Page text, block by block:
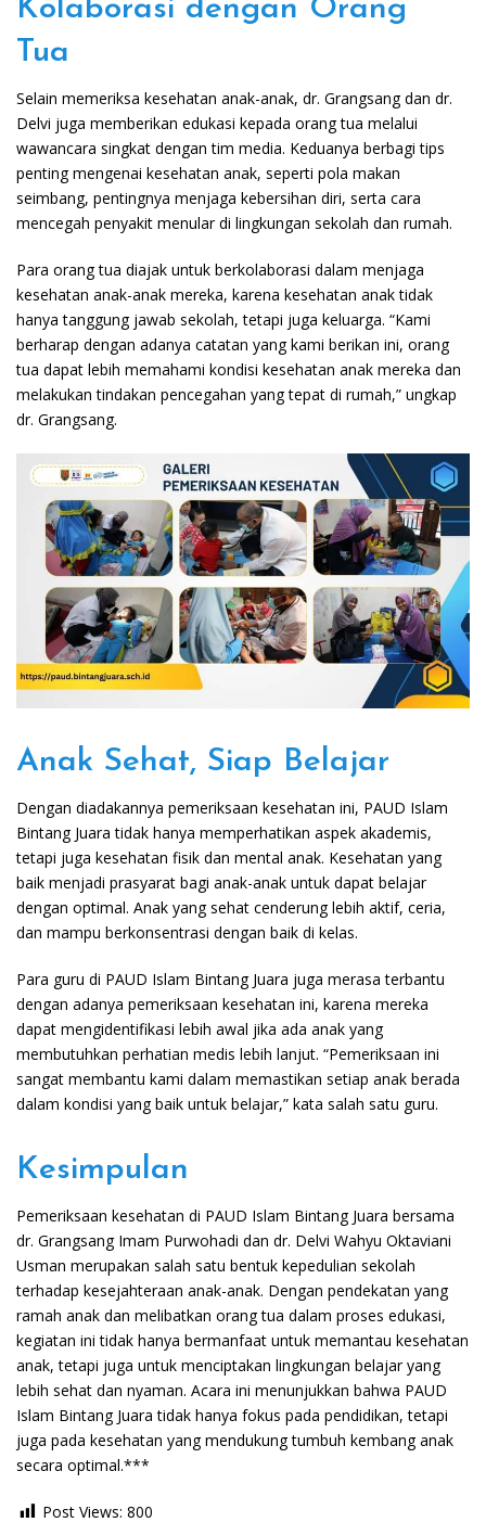
Kolaborasi dengan Orang
Tua
Selain memeriksa kesehatan anak-anak, dr. Grangsang dan dr.
Delvi juga memberikan edukasi kepada orang tua melalui
wawancara singkat dengan tim media. Keduanya berbagi tips
penting mengenai kesehatan anak, seperti pola makan
seimbang, pentingnya menjaga kebersihan diri, serta cara
mencegah penyakit menular di lingkungan sekolah dan rumah.
Para orang tua diajak untuk berkolaborasi dalam menjaga
kesehatan anak-anak mereka, karena kesehatan anak tidak
hanya tanggung jawab sekolah, tetapi juga keluarga. “Kami
berharap dengan adanya catatan yang kami berikan ini, orang
tua dapat lebih memahami kondisi kesehatan anak mereka dan
melakukan tindakan pencegahan yang tepat di rumah,” ungkap
dr. Grangsang.
Anak Sehat, Siap Belajar
Dengan diadakannya pemeriksaan kesehatan ini, PAUD Islam
Bintang Juara tidak hanya memperhatikan aspek akademis,
tetapi juga kesehatan fisik dan mental anak. Kesehatan yang
baik menjadi prasyarat bagi anak-anak untuk dapat belajar
dengan optimal. Anak yang sehat cenderung lebih aktif, ceria,
dan mampu berkonsentrasi dengan baik di kelas.
Para guru di PAUD Islam Bintang Juara juga merasa terbantu
dengan adanya pemeriksaan kesehatan ini, karena mereka
dapat mengidentifikasi lebih awal jika ada anak yang
membutuhkan perhatian medis lebih lanjut. “Pemeriksaan ini
sangat membantu kami dalam memastikan setiap anak berada
dalam kondisi yang baik untuk belajar,” kata salah satu guru.
Kesimpulan
Pemeriksaan kesehatan di PAUD Islam Bintang Juara bersama
dr. Grangsang Imam Purwohadi dan dr. Delvi Wahyu Oktaviani
Usman merupakan salah satu bentuk kepedulian sekolah
terhadap kesejahteraan anak-anak. Dengan pendekatan yang
ramah anak dan melibatkan orang tua dalam proses edukasi,
kegiatan ini tidak hanya bermanfaat untuk memantau kesehatan
anak, tetapi juga untuk menciptakan lingkungan belajar yang
lebih sehat dan nyaman. Acara ini menunjukkan bahwa PAUD
Islam Bintang Juara tidak hanya fokus pada pendidikan, tetapi
juga pada kesehatan yang mendukung tumbuh kembang anak
secara optimal.***
Post Views: 800